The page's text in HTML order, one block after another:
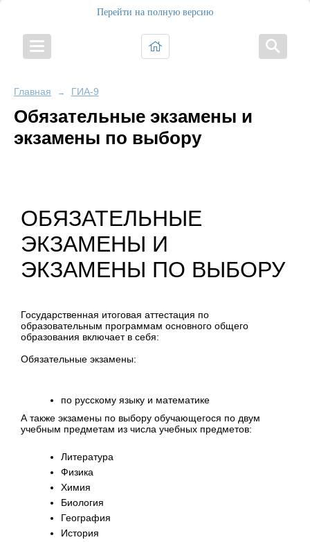
Перейти на полную версию
Главная → ГИА-9
Обязательные экзамены и
экзамены по выбору
ОБЯЗАТЕЛЬНЫЕ
ЭКЗАМЕНЫ И
ЭКЗАМЕНЫ ПО ВЫБОРУ
Государственная итоговая аттестация по
образовательным программам основного общего
образования включает в себя:
Обязательные экзамены:
по русскому языку и математике
А также экзамены по выбору обучающегося по двум
учебным предметам из числа учебных предметов:
Литература
Физика
Химия
Биология
География
История